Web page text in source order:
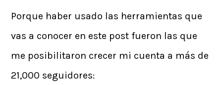
Porque haber usado las herramientas que
vas a conocer en este post fueron las que
me posibilitaron crecer mi cuenta a más de
21,000 seguidores: